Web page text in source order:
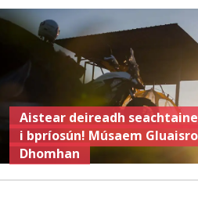
Aistear deireadh
i bpríosún! Músaem
Dhomhan